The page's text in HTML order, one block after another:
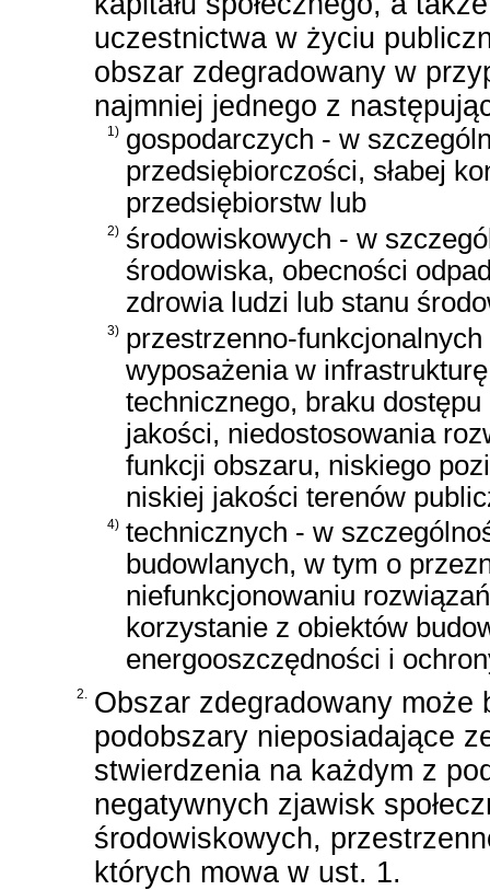
uczestnictwa w życiu
obszar zdegradowany w
najmniej jednego z
1) gospodarczych - w
przedsiębiorczości, słabej
przedsiębiorstw lub
2) środowiskowych - w
środowiska, obecności
zdrowia ludzi lub stanu
3) przestrzenno-
wyposażenia w
technicznego, braku
jakości, niedostosowania
funkcji obszaru, niskiego
niskiej jakości terenów
4) technicznych - w
budowlanych, w tym o
niefunkcjonowaniu
korzystanie z obiektów
energooszczędności i
2.
Obszar zdegradowany może
podobszary nieposiadające
stwierdzenia na każdym z
negatywnych zjawisk
środowiskowych,
których mowa w ust. 1.